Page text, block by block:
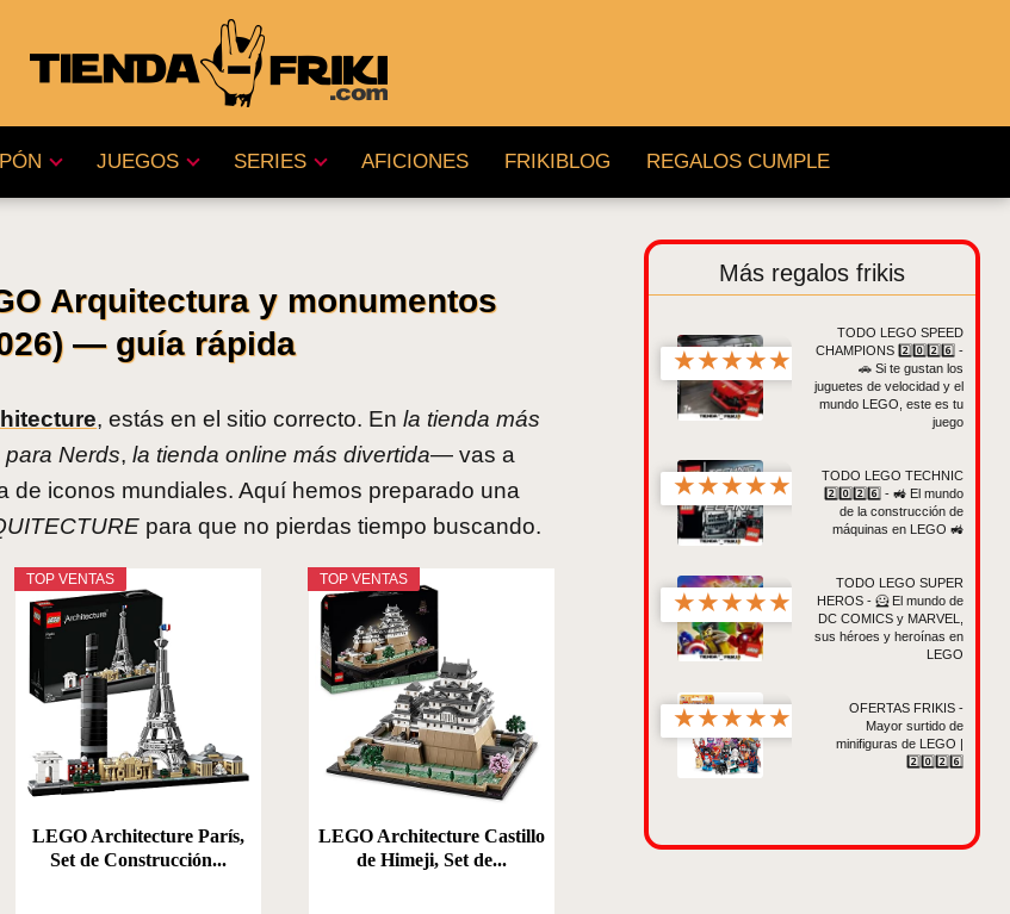
JUEGOS SERIES AFICIONES FRIKIBLOG REGALOS CUMPLE
Arquitectura y monumentos
— guía rápida
, estás en el sitio correcto. Enla tienda más
Nerds, la tienda online más divertida— vas a
iconos mundiales. Aquí hemos preparado una
para que no pierdas tiempo buscando.
TOP VENTAS
LEGO Architecture París,
Set de Construcción...
TOP VENTAS
LEGO Architecture Castillo
de Himeji, Set de...
Más regalos frikis
★★★★★
TODO LEGO SPEED
CHAMPIONS 2️⃣0️⃣2️⃣6️⃣ -
🚗 Si te gustan los
juguetes de velocidad y el
mundo LEGO, este es tu
juego
★★★★★
TODO LEGO TECHNIC
2️⃣0️⃣2️⃣6️⃣ - 🚜 El mundo
de la construcción de
máquinas en LEGO 🚜
★★★★★
TODO LEGO SUPER
HEROS - 🦸 El mundo de
DC COMICS y MARVEL,
sus héroes y heroínas en
LEGO
★★★★★
OFERTAS FRIKIS -
Mayor surtido de
minifiguras de LEGO |
2️⃣0️⃣2️⃣6️⃣